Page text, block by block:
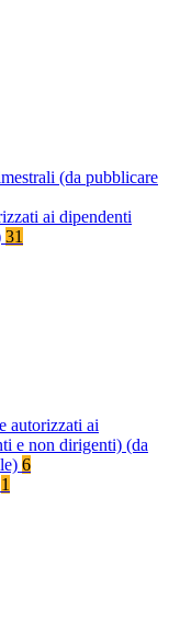
(da pubblicare
ai dipendenti
31
autorizzati ai
e non dirigenti) (da
6
1